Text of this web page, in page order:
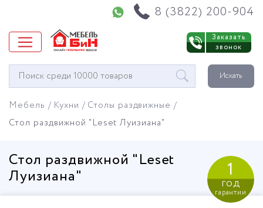
8 (3822) 200-904
Заказать
звонок
Окно
поиска
Искать
Мебель Кухни
Столы раздвижные
Стол раздвижной "Leset Луизиана"
Стол раздвижной "Leset
Луизиана"
1
год
гарантии